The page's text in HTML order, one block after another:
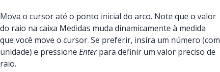
Mova o cursor até o ponto inicial do arco. Note que o valor
do raio na caixa Medidas muda dinamicamente à medida
que você move o cursor. Se preferir, insira um número (com
unidade) e pressione Enterpara definir um valor preciso de
raio.